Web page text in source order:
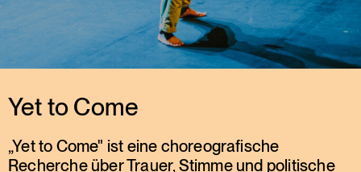
Yet to Come
„Yet to Come" ist eine choreografische
Recherche über Trauer, Stimme und politische